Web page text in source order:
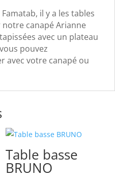
il y a les tables
notre canapé Arianne
avec un plateau
pouvez
avec votre canapé ou
Table basse
BRUNO